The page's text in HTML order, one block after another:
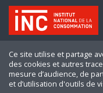
Ce site utilise et partage
des cookies et autres
mesure d’audience, de
et d’utilisation d'outils de